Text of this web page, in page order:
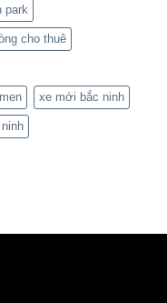
park
cho thuê
xe mới bắc ninh